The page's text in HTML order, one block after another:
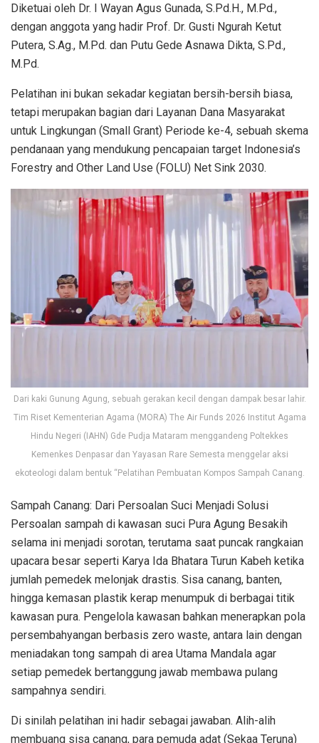
Diketuai oleh Dr. I Wayan Agus Gunada, S.Pd.H., M.Pd.,
dengan anggota yang hadir Prof. Dr. Gusti Ngurah Ketut
Putera, S.Ag., M.Pd. dan Putu Gede Asnawa Dikta, S.Pd.,
M.Pd.
Pelatihan ini bukan sekadar kegiatan bersih-bersih biasa,
tetapi merupakan bagian dari Layanan Dana Masyarakat
untuk Lingkungan (Small Grant) Periode ke-4, sebuah skema
pendanaan yang mendukung pencapaian target Indonesia’s
Forestry and Other Land Use (FOLU) Net Sink 2030.
Dari kaki Gunung Agung, sebuah gerakan kecil dengan dampak besar lahir.
Tim Riset Kementerian Agama (MORA) The Air Funds 2026 Institut Agama
Hindu Negeri (IAHN) Gde Pudja Mataram menggandeng Poltekkes
Kemenkes Denpasar dan Yayasan Rare Semesta menggelar aksi
ekoteologi dalam bentuk “Pelatihan Pembuatan Kompos Sampah Canang.
Sampah Canang: Dari Persoalan Suci Menjadi Solusi
Persoalan sampah di kawasan suci Pura Agung Besakih
selama ini menjadi sorotan, terutama saat puncak rangkaian
upacara besar seperti Karya Ida Bhatara Turun Kabeh ketika
jumlah pemedek melonjak drastis. Sisa canang, banten,
hingga kemasan plastik kerap menumpuk di berbagai titik
kawasan pura. Pengelola kawasan bahkan menerapkan pola
persembahyangan berbasis zero waste, antara lain dengan
meniadakan tong sampah di area Utama Mandala agar
setiap pemedek bertanggung jawab membawa pulang
sampahnya sendiri.
Di sinilah pelatihan ini hadir sebagai jawaban. Alih-alih
membuang sisa canang, para pemuda adat (Sekaa Teruna)